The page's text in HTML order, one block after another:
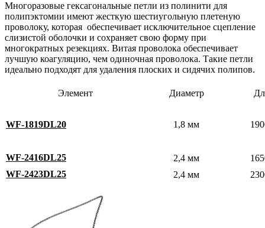
Многоразовые гексагональные петли из полинити для
полипэктомии имеют жесткую шестиугольную плетеную
проволоку, которая обеспечивает исключительное сцепление
слизистой оболочки и сохраняет свою форму при
многократных резекциях. Витая проволока обеспечивает
лучшую коагуляцию, чем одиночная проволока. Такие петли
идеально подходят для удаления плоских и сидячих полипов.
Элемент Диаметр
WF-1819DL20 1,8 мм
WF-2416DL25 2,4 мм
WF-2423DL25
2,4 мм